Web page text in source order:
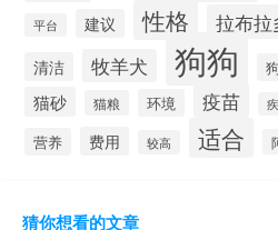
平台 建议 性格 拉布拉
清洁 牧羊犬 狗狗
猫砂 猫粮 环境 疫苗
营养 费用 较高 适合
猜你想看的文章